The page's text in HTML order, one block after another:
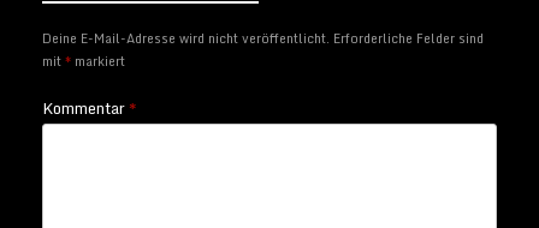
Deine E-Mail-Adresse wird nicht veröffentlicht. Erforderliche Felder sind
mit* markiert
Kommentar*